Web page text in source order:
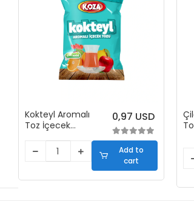
Kokteyl Aromalı
Toz İçecek
0,97 USD
Add to
cart